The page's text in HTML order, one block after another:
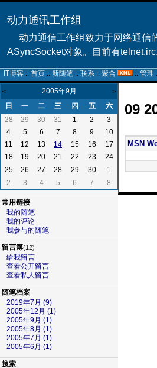
动力通讯工作组
动力通信工作组致力于网络通信
ASyncSocket对象。目前有
IT博客 :: 首页 :: 新随笔 :: 联系 :: 聚合 :: 管理
< 2005年9月 >
日 一 二 三 四 五
六
28
29 30 31 1 2
3
4
5 6 7 8 9
10
11
12 13 14 15 16
17
18
19 20 21 22 23
24
25
26 27 28 29 30
1
2
3 4 5 6 7 8
常用链接
我的随笔
我的评论
我参与的随笔
留言簿(12)
给我留言
查看公开留言
查看私人留言
随笔档案
2019年7月 (9)
2005年12月 (1)
2005年9月 (1)
2005年8月 (1)
2005年7月 (1)
2005年6月 (1)
搜索
09
MSN